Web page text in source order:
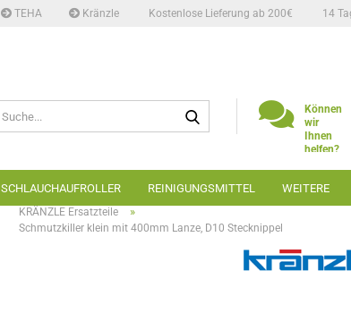
TEHA Kränzle Kostenlose Lieferung ab 200€ 14
Können
wir
Ihnen
helfen?
6666
SCHLAUCHAUFROLLER REINIGUNGSMITTEL WEITERE
Startseite » Hochdruckreiniger » Ersatzteile
KRÄNZLE Ersatzteile »
Schmutzkiller klein mit 400mm Lanze, D10 Stecknippel